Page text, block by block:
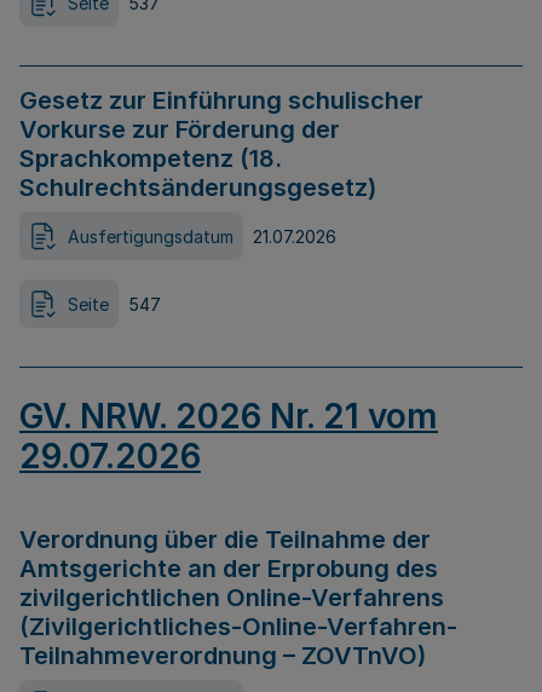
Gesetz zur Einführung schulischer
Vorkurse zur Förderung der
Sprachkompetenz (18.
Schulrechtsänderungsgesetz)
Ausfertigungsdatum 21.07.2026
Seite 547
GV. NRW. 2026 Nr. 21 vom
29.07.2026
Verordnung über die Teilnahme der
Amtsgerichte an der Erprobung des
zivilgerichtlichen Online-Verfahrens
(Zivilgerichtliches-Online-Verfahren-
Teilnahmeverordnung – ZOVTnVO)